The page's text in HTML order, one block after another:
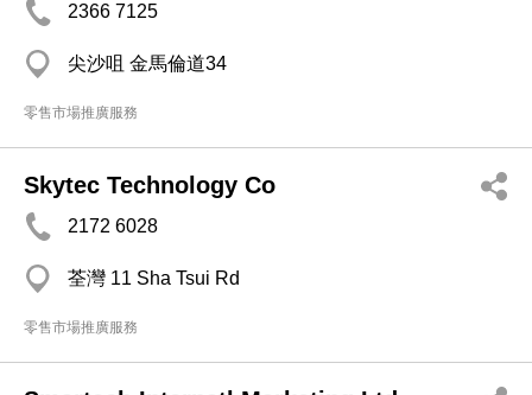
2366 7125
尖沙咀 金馬倫道34
零售市場推廣服務
Skytec Technology Co
2172 6028
荃灣 11 Sha Tsui Rd
零售市場推廣服務